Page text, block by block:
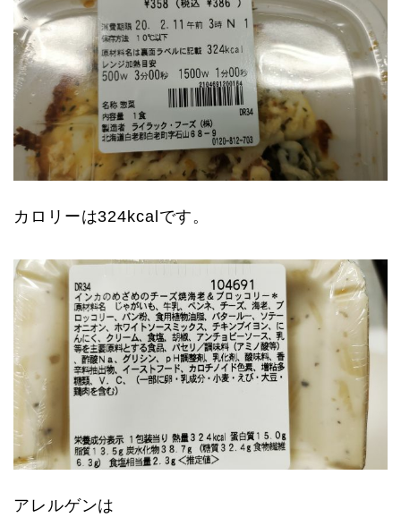
カロリーは324kcalです。
アレルゲンは